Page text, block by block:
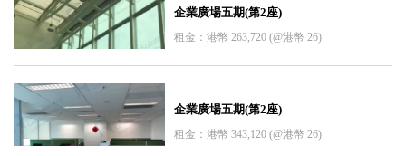
企業廣場五期(第2座)
租金：港幣 263,720 (@港幣 26)
企業廣場五期(第2座)
租金：港幣 343,120 (@港幣 26)